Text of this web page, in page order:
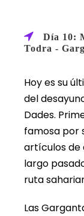
Día 10:
Todra -
Hoy es su
del
Dades.
famosa por
artículos de
largo
ruta
Las